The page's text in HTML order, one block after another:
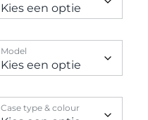
Model
Case type & colour